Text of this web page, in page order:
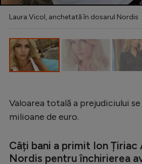
Creează cont
Laura Vicol, anchetată în dosarul Nordis
Valoarea totală a prejudiciului
milioane de euro.
Câți bani a primit Ion Țiriac
Nordis pentru închirierea